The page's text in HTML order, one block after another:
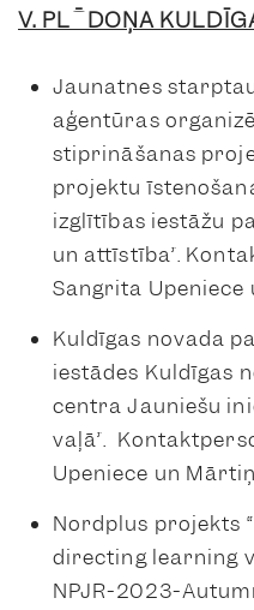
V. PLŪDOŅA
Jaunatnes
aģentūras
stiprināšanas
projektu
izglītības iestāžu
un attīstība”.
Sangrita Upeniece
Kuldīgas novada
iestādes Kuldīgas
centra Jauniešu
vaļā”.
Upeniece un
Nordplus projekts
directing learning
NPJR-2023-